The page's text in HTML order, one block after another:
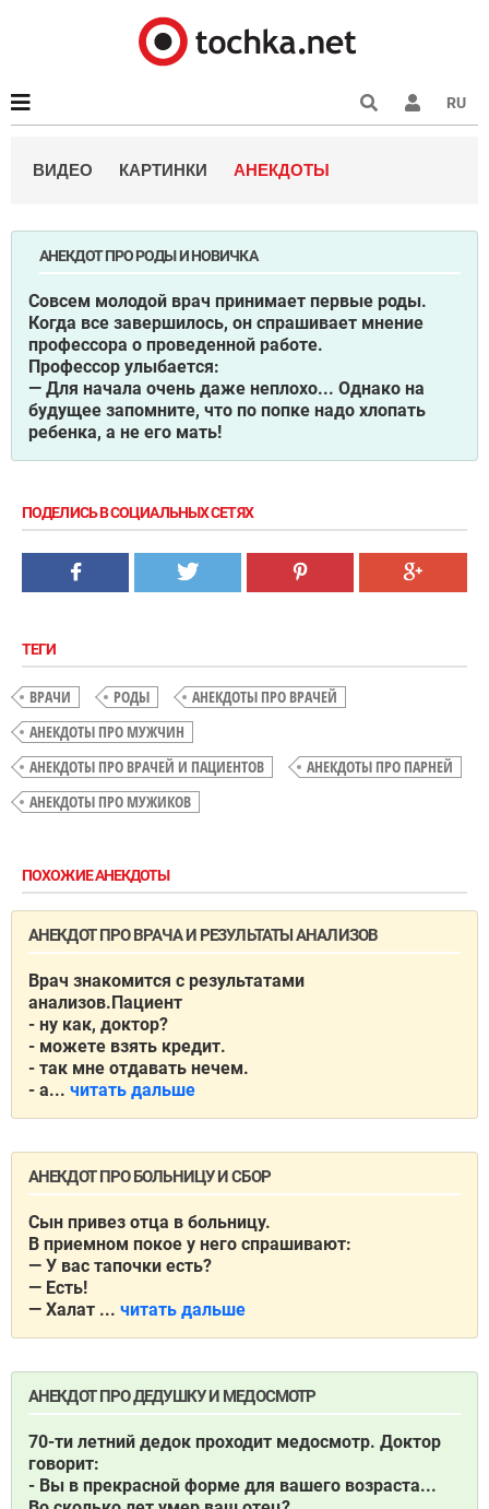
RU
ВИДЕО КАРТИНКИ АНЕКДОТЫ
АНЕКДОТ ПРО РОДЫ И НОВИЧКА
Совсем молодой врач принимает первые роды.
Когда все завершилось, он спрашивает мнение
профессора о проведенной работе.
Профессор улыбается:
— Для начала очень даже неплохо... Однако на
будущее запомните, что по попке надо хлопать
ребенка, а не его мать!
ПОДЕЛИСЬ В СОЦИАЛЬНЫХ СЕТЯХ
ТЕГИ
ВРАЧИ РОДЫ
АНЕКДОТЫ ПРО ВРАЧЕЙ
АНЕКДОТЫ ПРО МУЖЧИН
АНЕКДОТЫ ПРО ВРАЧЕЙ И ПАЦИЕНТОВ
АНЕКДОТЫ ПРО ПАРНЕЙ
АНЕКДОТЫ ПРО МУЖИКОВ
ПОХОЖИЕ АНЕКДОТЫ
АНЕКДОТ ПРО ВРАЧА И РЕЗУЛЬТАТЫ АНАЛИЗОВ
Врач знакомится с результатами
анализов.Пациент
- ну как, доктор?
- можете взять кредит.
- так мне отдавать нечем.
- а... читать дальше
АНЕКДОТ ПРО БОЛЬНИЦУ И СБОР
Сын привез отца в больницу.
В приемном покое у него спрашивают:
— У вас тапочки есть?
— Есть!
— Халат ... читать дальше
АНЕКДОТ ПРО ДЕДУШКУ И МЕДОСМОТР
70-ти летний дедок проходит медосмотр. Доктор
говорит:
- Вы в прекрасной форме для вашего возраста...